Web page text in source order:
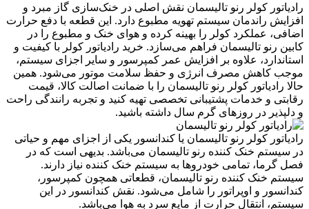
رادیاتور کولر رنو تالیسمان نقش اصلی در خنک‌سازی گاز مبرد و
افزایش راندمان سیستم تهویه مطبوع دارد. این قطعه با دفع حرارت
اضافی، عملکرد کولر را بهینه کرده و هوای خنک و مطبوع را در
کابین رنو تالیسمان فراهم می‌سازد. خرید رادیاتور کولر با کیفیت و
استاندارد، علاوه بر افزایش عمر کمپرسور و سایر اجزای سیستم،
موجب کاهش مصرف انرژی و حفظ سلامت موتور می‌شود. همین
حالا رادیاتور کولر رنو تالیسمان را با ضمانت اصالت کالا، قیمت
رقابتی و خدمات پشتیبانی تخصصی تهیه کنید و تجربه رانندگی راحت
و دلپذیر در روزهای گرم سال داشته باشید.
رادیاتور کولر رنو تالیسمان یا کندانسور یکی از اجزای مهم و حیاتی
در سیستم خنک کننده رنو تالیسمان می‌باشد. بدیهی است که در
فصل گرما، تمامی خودروها به سیستم خنک کننده نیاز دارند.
سیستم خنک کننده رنو تالیسمان، قطعاتی همچون کمپرسور،
کندانسور و اوپراتور را شامل می‌شود. نقش کندانسور در این
سیستم، انتقال حرارت از مایع سرد به هوا می‌باشد.